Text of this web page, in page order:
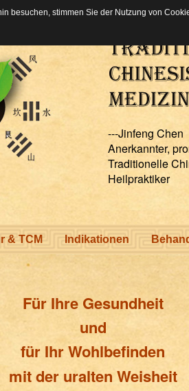
---Jinfeng Chen
Anerkannter,
Traditionelle
Heilpraktiker
& TCM Indikationen
Für Ihre Gesundheit
und
für Ihr Wohlbefinden
mit der uralten Weisheit
besuchen, stimmen Sie der Nutzung von